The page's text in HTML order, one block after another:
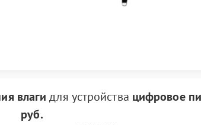
влаги для устройства цифровое
руб.